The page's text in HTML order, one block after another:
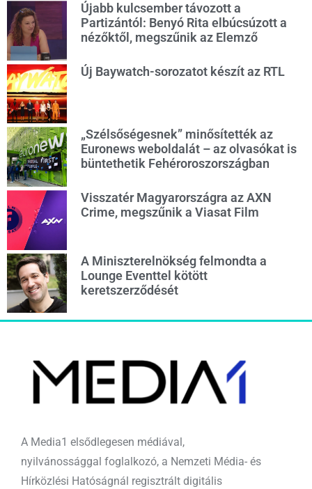
Újabb kulcsember távozott a
Partizántól: Benyó Rita elbúcsúzott a
nézőktől, megszűnik az Elemző
Új Baywatch-sorozatot készít az RTL
„Szélsőségesnek” minősítették az
Euronews weboldalát – az olvasókat is
büntethetik Fehéroroszországban
Visszatér Magyarországra az AXN
Crime, megszűnik a Viasat Film
A Miniszterelnökség felmondta a
Lounge Eventtel kötött
keretszerződését
A Media1 elsődlegesen médiával,
nyilvánossággal foglalkozó, a Nemzeti Média- és
Hírközlési Hatóságnál regisztrált digitális